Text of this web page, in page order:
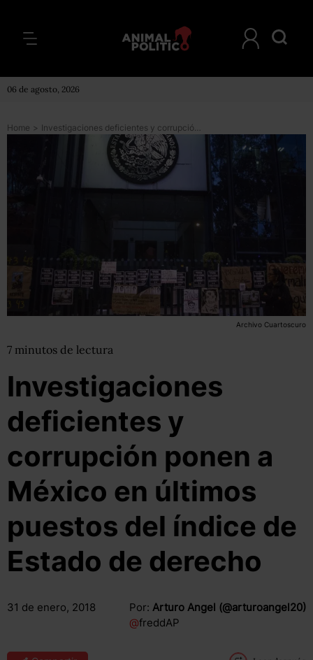
06 de agosto, 2026
Home > Investigaciones deficientes y corrupción ponen a México en últimos puestos del índice de Estado de derecho
Archivo Cuartoscuro
7 minutos de lectura
Investigaciones
deficientes y
corrupción ponen a
México en últimos
puestos del índice de
Estado de derecho
31 de enero, 2018 Por: Arturo Angel (@arturoangel20)
@freddAP